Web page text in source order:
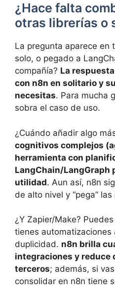
¿Hace falta
otras librerías o
La pregunta aparece en
solo, o pegado a
compañía? La
con n8n en solitario y
necesitas. Para mucha
sobra el caso de uso.
¿Cuándo añadir algo
cognitivos complejos
herramienta con
LangChain/LangGraph
utilidad. Aun así, n8n
de alto nivel y “pega”
¿Y Zapier/Make?
tienes automatizaciones
duplicidad. n8n brilla
integraciones y reduce
terceros; además, si
consolidar en n8n tiene